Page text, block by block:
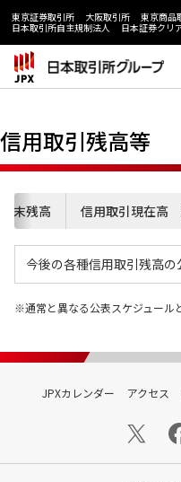
東京証券取引所 大阪取引所 東京商品
日本取引所自主規制法人
日本証券クリ
信用取引残高等
末残高 信用取引現在高
今後の各種信用取引残高の
通常と異なる公表スケジュール
JPXカレンダー アクセス